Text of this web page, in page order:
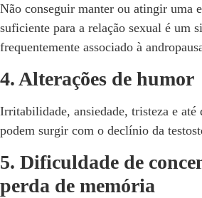
Não conseguir manter ou atingir uma
suficiente para a relação sexual é um
frequentemente associado à
4. Alterações de humor
Irritabilidade, ansiedade, tristeza e até
podem surgir com o declínio da
5. Dificuldade de
perda de memória